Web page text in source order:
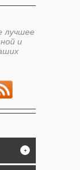
лучшее
и
+